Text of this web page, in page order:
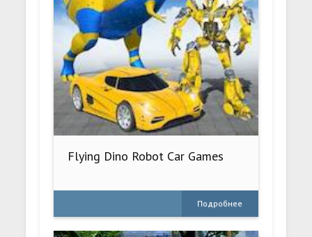
Flying Dino Robot Car Games
Подробнее